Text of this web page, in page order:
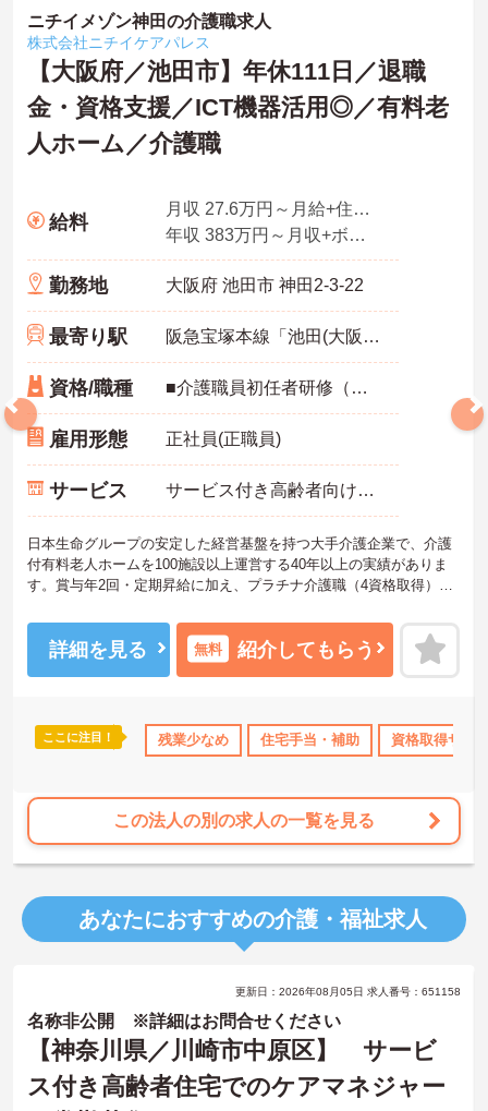
住宅手当・補助 資格取得サポート 産休･育休･介護休暇取得
ニチイメゾン神田の介護職求人
株式会社ニチイケアパレス
【大阪府／池田市】年休111日／退職
金・資格支援／ICT機器活用◎／有料老
人ホーム／介護職
給料
月収 27.6万円～月給+住宅手当＋家族手当+残業手当4.0時間想定分を含む
年収 383万円～月収+ボーナス2回
勤務地 大阪府 池田市 神田2-3-22
最寄り駅 阪急宝塚本線「池田(大阪)駅」徒歩15分
資格/職種 ■介護職員初任者研修（ヘルパー2級）以上、介護福祉士 いずれか
雇用形態 正社員(正職員)
サービス サービス付き高齢者向け住宅（サ高住）
日本生命グループの安定した経営基盤を持つ大手介護企業で、介護
付有料老人ホームを100施設以上運営する40年以上の実績がありま
す。賞与年2回・定期昇給に加え、プラチナ介護職（4資格取得）に
る仕組みが整っています。年間休日111日以上・残業月平均4.3時間
と働きやすく、育休取得率100%・育児短時間勤務（小学4年生ま
で）・有給取得実績14日と、家庭との両立を長期的にサポートする
家試験対策講座やケアマネ対策講座も自社開講しています。多職種
チームケアの中で専門性を高めながら、ケアマネジャーや生活相談
★おすすめPOINT★
【日本生命グループの大手企業・成長ができる環境です】
・介護福祉士を取得すると資格手当がプラスされ、プラチナ介護職
（4資格）に認定されると月38,000円の手当が加算される仕組みが整
っています
・介護福祉士国家試験対策講座・認知症ケア専門士対策・ケアマネ
【残業月4.3時間、給与と働きやすさを両立している職場です】
・賞与年2回・定期昇給、夜勤手当・家族手当・住宅手当など各種手
当が充実しています
・残業は月平均4.3時間と業界水準を大きく下回っており、有給休暇
取得実績14日と休みも取りやすい環境です
詳細を見る 無料 紹介してもらう
ここに注目！ 残業少なめ 住宅手当・補助 資格取得サポ
この法人の別の求人の一覧を見る
あなたにおすすめの介護・福祉求人
更新日：2026年08月05日 求人番号：651158
名称非公開 ※詳細はお問合せください
【神奈川県／川崎市中原区】 サービ
ス付き高齢者住宅でのケアマネジャー